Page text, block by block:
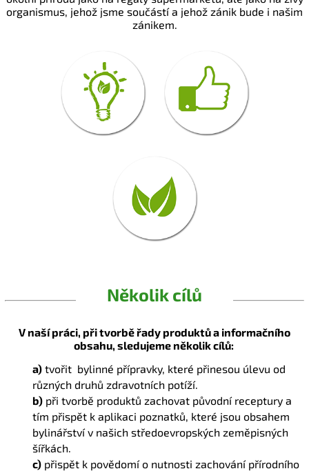
organismus, jehož jsme součástí a jehož zánik bude i našim
zánikem.
Několik cílů
V naší práci, při tvorbě řady produktů a informačního
obsahu, sledujeme několik cílů:
a) tvořit bylinné přípravky, které přinesou úlevu od
různých druhů zdravotních potíží.
b) při tvorbě produktů zachovat původní receptury a
tím přispět k aplikaci poznatků, které jsou obsahem
bylinářství v našich středoevropských zeměpisných
šířkách.
c) přispět k povědomí o nutnosti zachování přírodního